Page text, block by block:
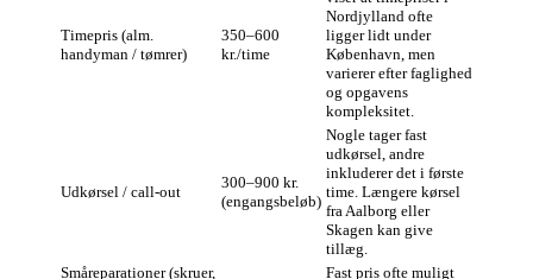
Timepris (alm.
handyman / tømrer)
350–600
kr./time
Nordjylland ofte
ligger lidt under
København, men
varierer efter faglighed
og opgavens
kompleksitet.
Udkørsel / call‑out
300–900 kr.
(engangsbeløb)
Nogle tager fast
udkørsel, andre
inkluderer det i første
time. Længere kørsel
fra Aalborg eller
Skagen kan give
tillæg.
Småreparationer (skruer,
Fast pris ofte muligt